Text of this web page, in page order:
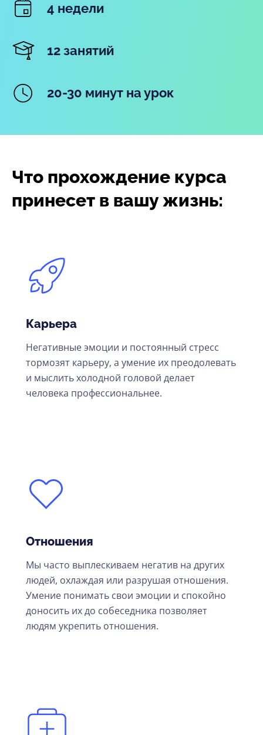
4 недели
12 занятий
20-30 минут на урок
Что прохождение курса
принесет в вашу жизнь:
Карьера
Негативные эмоции и постоянный стресс
тормозят карьеру, а умение их преодолевать
и мыслить холодной головой делает
человека профессиональнее.
Отношения
Мы часто выплескиваем негатив на других
людей, охлаждая или разрушая отношения.
Умение понимать свои эмоции и спокойно
доносить их до собеседника позволяет
людям укрепить отношения.